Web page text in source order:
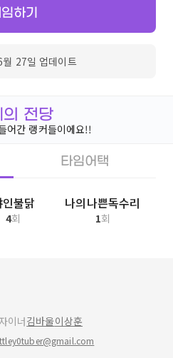
하기
27일 업데이트
의 전당
어간 랭커들이에요!!
타임어택
인불닭
4회
나의나쁜독수리
1회
이너김바울이상훈